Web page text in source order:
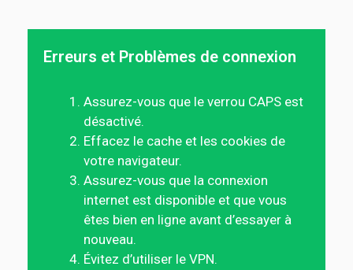
Erreurs et Problèmes de connexion
Assurez-vous que le verrou CAPS est
désactivé.
Effacez le cache et les cookies de
votre navigateur.
Assurez-vous que la connexion
internet est disponible et que vous
êtes bien en ligne avant d’essayer à
nouveau.
Évitez d’utiliser le VPN.